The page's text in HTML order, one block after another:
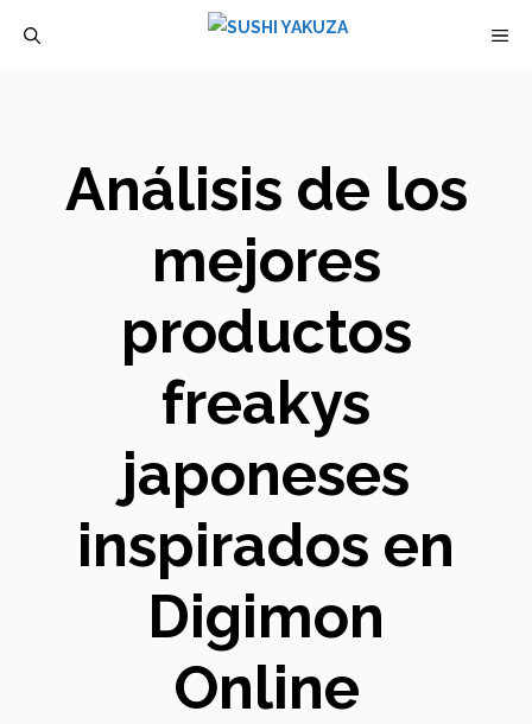
Análisis de los
mejores
productos
freakys
japoneses
inspirados en
Digimon
Online